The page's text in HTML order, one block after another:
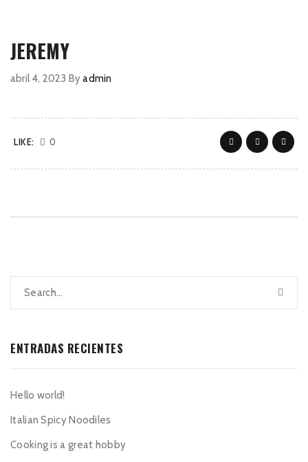
JEREMY
abril 4, 2023 Byadmin
LIKE: 0
ENTRADAS RECIENTES
Hello world!
Italian Spicy Noodiles
Cooking is a great hobby